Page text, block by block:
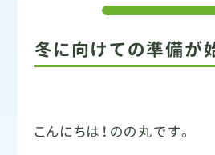
冬に向けての準備が
こんにちは！のの丸です。